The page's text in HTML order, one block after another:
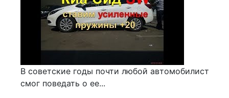
В советские годы почти любой автомобилист
смог поведать о ее...